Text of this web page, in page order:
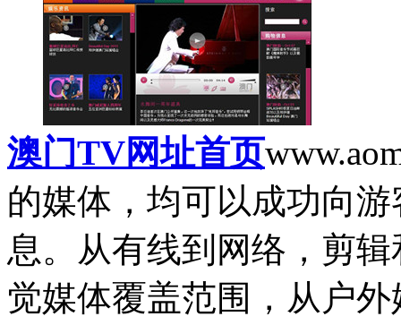
澳门TV网址首页
的媒体，均可以成功向
息。从有线到网络，剪
觉媒体覆盖范围，从户